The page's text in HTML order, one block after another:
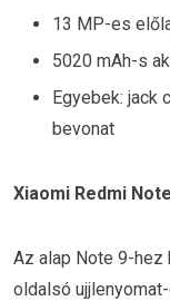
13 MP-es
5020 mAh-s
Egyebek: jack
bevonat
Xiaomi Redmi
Az alap Note 9-
oldalsó